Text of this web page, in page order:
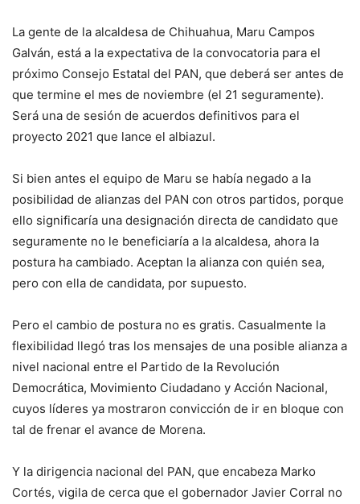
La gente de la alcaldesa de Chihuahua, Maru Campos
Galván, está a la expectativa de la convocatoria para el
próximo Consejo Estatal del PAN, que deberá ser antes de
que termine el mes de noviembre (el 21 seguramente).
Será una de sesión de acuerdos definitivos para el
proyecto 2021 que lance el albiazul.
Si bien antes el equipo de Maru se había negado a la
posibilidad de alianzas del PAN con otros partidos, porque
ello significaría una designación directa de candidato que
seguramente no le beneficiaría a la alcaldesa, ahora la
postura ha cambiado. Aceptan la alianza con quién sea,
pero con ella de candidata, por supuesto.
Pero el cambio de postura no es gratis. Casualmente la
flexibilidad llegó tras los mensajes de una posible alianza a
nivel nacional entre el Partido de la Revolución
Democrática, Movimiento Ciudadano y Acción Nacional,
cuyos líderes ya mostraron convicción de ir en bloque con
tal de frenar el avance de Morena.
Y la dirigencia nacional del PAN, que encabeza Marko
Cortés, vigila de cerca que el gobernador Javier Corral no